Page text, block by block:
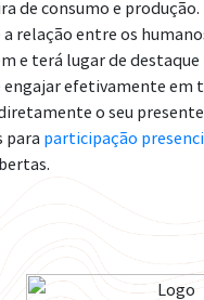
de consumo e
relação entre os
e terá lugar de
engajar efetivamente em
o seu
para participação